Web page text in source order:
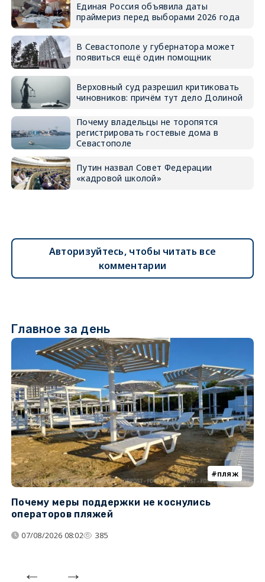
Единая Россия объявила даты
праймериз перед выборами 2026 года
В Севастополе у губернатора может
появиться ещё один помощник
Верховный суд разрешил критиковать
чиновников: причём тут дело Долиной
Почему владельцы не торопятся
регистрировать гостевые дома в
Севастополе
Путин назвал Совет Федерации
«кадровой школой»
Авторизуйтесь, чтобы читать все
комментарии
Главное за день
пляж
Почему меры поддержки не коснулись
операторов пляжей
07/08/2026 08:02 385